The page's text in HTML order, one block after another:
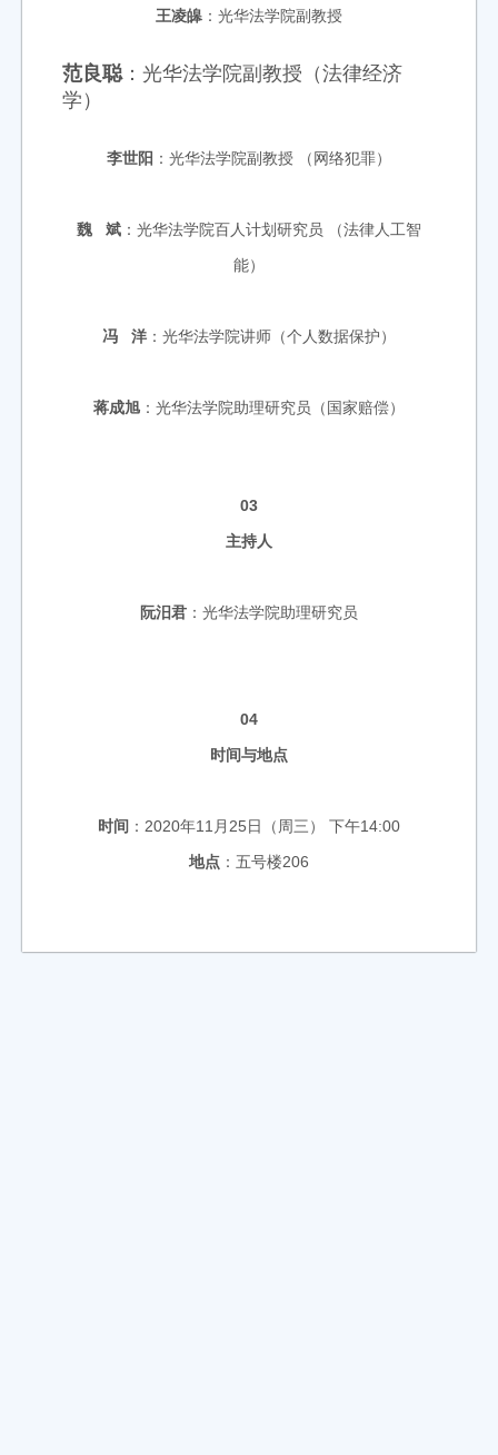
王凌皞 ：光华法学院副教授
范良聪：光华法学院副教授（法律经济
学）
李世阳 ：光华法学院副教授 （网络犯罪）
魏 斌 ：光华法学院百人计划研究员 （法律人工智
能）
冯 洋 ：光华法学院讲师（个人数据保护）
蒋成旭 ：光华法学院助理研究员（国家赔偿）
03
主持人
阮汨君 ：光华法学院助理研究员
04
时间与地点
时间 ：2020年11月25日（周三） 下午14:00
地点 ：五号楼206